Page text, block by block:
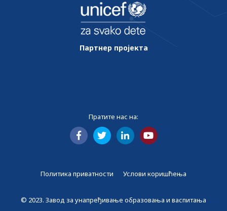
Партнер пројекта
Пратите нас на:
Политика приватности Услови коришћења
© 2023. Завод за унапређивање образовања и васпитања